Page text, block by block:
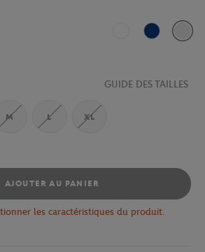
Bleu
GUIDE DES TAILLES
M L XL
AJOUTER AU PANIER
les caractéristiques du produit.